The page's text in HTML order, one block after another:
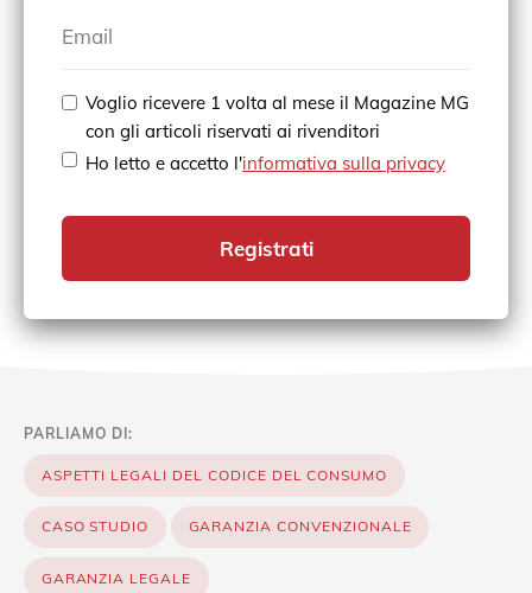
Email
Voglio ricevere 1 volta al mese il Magazine MG
con gli articoli riservati ai rivenditori
Ho letto e accetto l'informativa sulla privacy
Registrati
PARLIAMO DI:
ASPETTI LEGALI DEL CODICE DEL CONSUMO
CASO STUDIO GARANZIA CONVENZIONALE
GARANZIA LEGALE